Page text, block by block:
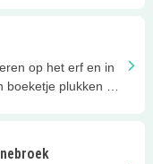
op het erf en in
plukken bij